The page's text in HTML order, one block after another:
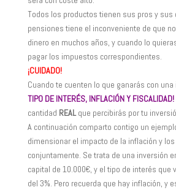
Todos los productos tienen sus pros y sus
pensiones tiene el inconveniente de que
dinero en muchos años, y cuando lo
pagar los impuestos correspondientes.
¡CUIDADO!
Cuando te cuenten lo que ganarás con una
TIPO DE INTERÉS, INFLACIÓN Y FISCALIDAD!
cantidad REALque percibirás por tu
A continuación comparto contigo un
dimensionar el impacto de la inflación y
conjuntamente. Se trata de una inversión
capital de 10.000€, y el tipo de interés que
del 3%. Pero recuerda que hay inflación, y